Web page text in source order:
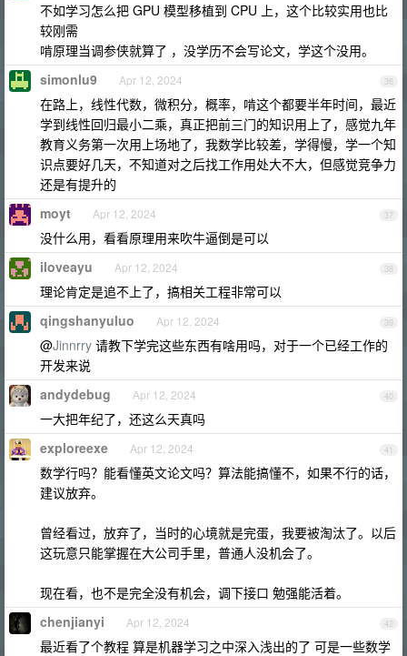
不如学习怎么把 GPU 模型移植到 CPU 上，这个比较实用也比
较刚需
啃原理当调参侠就算了 ，没学历不会写论文，学这个没用。
36
simonlu9 Apr 12, 2024
在路上，线性代数，微积分，概率，啃这个都要半年时间，最近
学到线性回归最小二乘，真正把前三门的知识用上了，感觉九年
教育义务第一次用上场地了，我数学比较差，学得慢，学一个知
识点要好几天，不知道对之后找工作用处大不大，但感觉竞争力
还是有提升的
37
moyt Apr 12, 2024
没什么用，看看原理用来吹牛逼倒是可以
38
iloveayu Apr 12, 2024
理论肯定是追不上了，搞相关工程非常可以
39
qingshanyuluo Apr 12, 2024
@Jinnrry 请教下学完这些东西有啥用吗，对于一个已经工作的
开发来说
40
andydebug Apr 12, 2024
一大把年纪了，还这么天真吗
41
exploreexe Apr 12, 2024
数学行吗？能看懂英文论文吗？算法能搞懂不，如果不行的话，
建议放弃。
曾经看过，放弃了，当时的心境就是完蛋，我要被淘汰了。以后
这玩意只能掌握在大公司手里，普通人没机会了。
现在看，也不是完全没有机会，调下接口 勉强能活着。
42
chenjianyi Apr 12, 2024
最近看了个教程 算是机器学习之中深入浅出的了 可是一些数学